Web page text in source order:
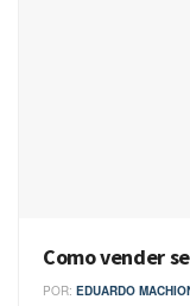
Como vender
POR: EDUARDO